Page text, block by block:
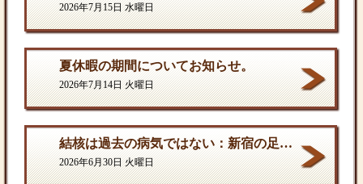
2026年7月15日 水曜日
夏休暇の期間についてお知らせ。
2026年7月14日 火曜日
結核は過去の病気ではない：新宿の足元に潜む歪んだ現実
2026年6月30日 火曜日